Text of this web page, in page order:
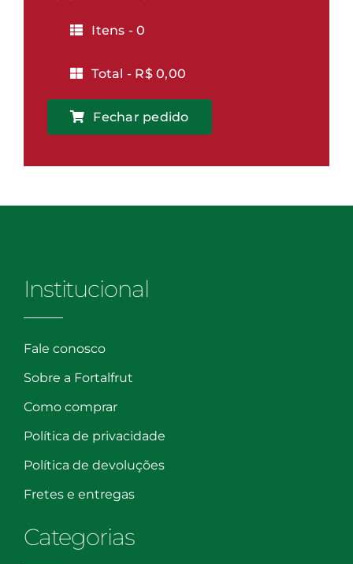
Itens -0
Total - R$0,00
Fechar pedido
Institucional
Fale conosco
Sobre a Fortalfrut
Como comprar
Política de privacidade
Política de devoluções
Fretes e entregas
Categorias